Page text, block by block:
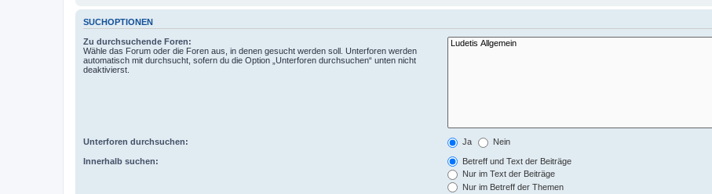
SUCHOPTIONEN
Zu durchsuchende Foren:
Wähle das Forum oder die Foren aus, in denen gesucht werden soll. Unterforen werden
automatisch mit durchsucht, sofern du die Option „Unterforen durchsuchen“ unten nicht
deaktivierst.
Unterforen durchsuchen: Ja Nein
Innerhalb suchen:
Betreff und Text der Beiträge
Nur im Text der Beiträge
Nur im Betreff der Themen